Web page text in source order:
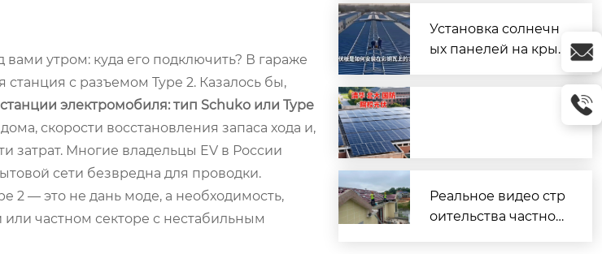
утром: куда его подключить? В гараже
станция с разъемом Type 2. Казалось бы,
электромобиля: тип Schuko или Type
скорости восстановления запаса хода и,
затрат. Многие владельцы EV в России
сети безвредна для проводки.
2 — это не дань моде, а необходимость,
частном секторе с нестабильным
Установка солнечн
ых панелей на кры
(металлочерепицы)
Реальное видео стр
оительства частног